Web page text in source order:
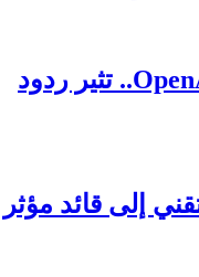
أول رحلة فاخرة من OpenAI.. تثير ردود
إلى قائد مؤثر